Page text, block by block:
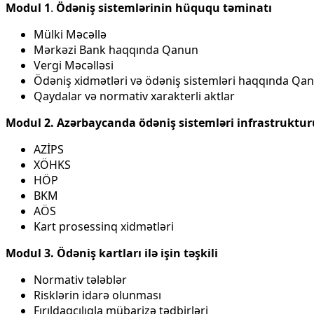
Modul 1. Ödəniş sistemlərinin hüququ təminatı
Mülki Məcəllə
Mərkəzi Bank haqqında Qanun
Vergi Məcəlləsi
Ödəniş xidmətləri və ödəniş sistemləri haqqında
Qaydalar və normativ xarakterli aktlar
Modul 2. Azərbaycanda ödəniş sistemləri
AZİPS
XÖHKS
HÖP
BKM
AÖS
Kart prosessinq xidmətləri
Modul 3. Ödəniş kartları ilə işin təşkili
Normativ tələblər
Risklərin idarə olunması
Fırıldaqçılıqla mübarizə tədbirləri